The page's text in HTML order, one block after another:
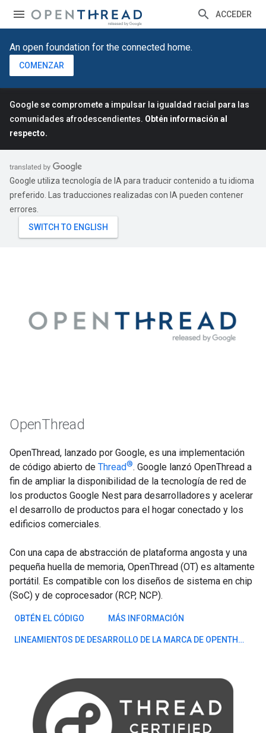
ACCEDER
An open foundation for the connected home.
COMENZAR
Google se compromete a impulsar la igualdad racial para las
comunidades afrodescendientes. Obtén información al
respecto.
Google utiliza tecnología de IA para traducir contenido a tu idioma
preferido. Las traducciones realizadas con IA pueden contener
errores.
OpenThread
OpenThread, lanzado por Google, es una implementación
de código abierto de Thread®. Google lanzó OpenThread a
fin de ampliar la disponibilidad de la tecnología de red de
los productos Google Nest para desarrolladores y acelerar
el desarrollo de productos para el hogar conectado y los
edificios comerciales.
Con una capa de abstracción de plataforma angosta y una
pequeña huella de memoria, OpenThread (OT) es altamente
portátil. Es compatible con los diseños de sistema en chip
(SoC) y de coprocesador (RCP, NCP).
OBTÉN EL CÓDIGO MÁS INFORMACIÓN
LINEAMIENTOS DE DESARROLLO DE LA MARCA DE OPENTHREAD